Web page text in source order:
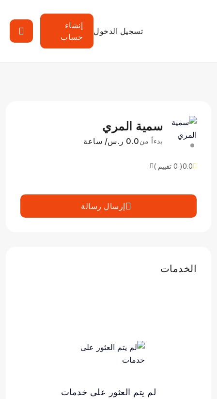
تسجيل الدخول
إنشاء
حساب
سمية المري
بدءاً من0.0 ر.س/ ساعة
0.0( 0 تقييم )
إرسال رسالة
الخدمات
لم يتم العثور على خدمات